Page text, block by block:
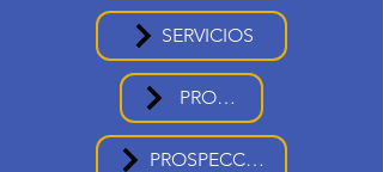
SERVICIOS
PROMOS
PROSPECCIÓN